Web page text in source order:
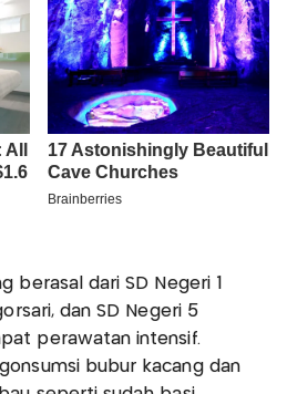
berasal dari SD Negeri 1
dan SD Negeri 5
perawatan intensif.
bubur kacang dan